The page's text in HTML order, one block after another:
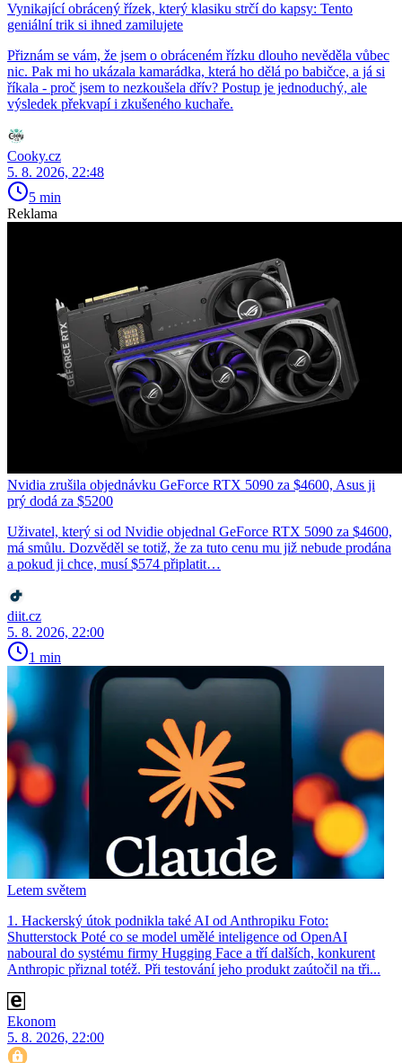
Vynikající obrácený řízek, který klasiku strčí do kapsy: Tento
geniální trik si ihned zamilujete
Přiznám se vám, že jsem o obráceném řízku dlouho nevěděla vůbec
nic. Pak mi ho ukázala kamarádka, která ho dělá po babičce, a já si
říkala - proč jsem to nezkoušela dřív? Postup je jednoduchý, ale
výsledek překvapí i zkušeného kuchaře.
Cooky.cz
5. 8. 2026, 22:48
5 min
Reklama
Nvidia zrušila objednávku GeForce RTX 5090 za $4600, Asus ji
prý dodá za $5200
Uživatel, který si od Nvidie objednal GeForce RTX 5090 za $4600,
má smůlu. Dozvěděl se totiž, že za tuto cenu mu již nebude prodána
a pokud ji chce, musí $574 připlatit…
diit.cz
5. 8. 2026, 22:00
1 min
Letem světem
1. Hackerský útok podnikla také AI od Anthropiku Foto:
Shutterstock Poté co se model umělé inteligence od OpenAI
naboural do systému firmy Hugging Face a tří dalších, konkurent
Anthro­pic přiznal totéž. Při testování jeho produkt zaútočil na tři...
Ekonom
5. 8. 2026, 22:00